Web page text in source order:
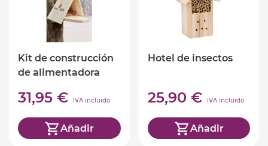
Kit de construcción
de alimentadora
31,95 € IVA incluido
Añadir
Hotel de insectos
25,90 € IVA incluido
Añadir